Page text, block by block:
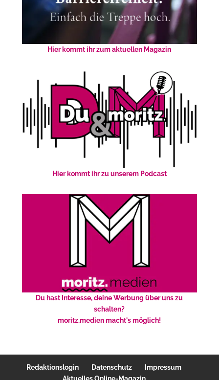
Hier kommt ihr zum aktuellen Magazin
Hier kommt ihr zu unserem Podcast
Du hast Interesse, deine Werbung über uns zu
schalten?
moritz.medien macht's möglich!
Redaktionslogin Datenschutz
Impressum
Aktuelles Online-Magazin